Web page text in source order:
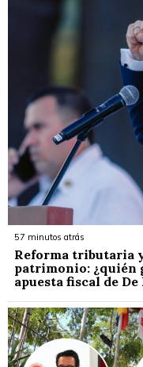
57 minutos atrás
Reforma tributaria
patrimonio: ¿quién
apuesta fiscal de